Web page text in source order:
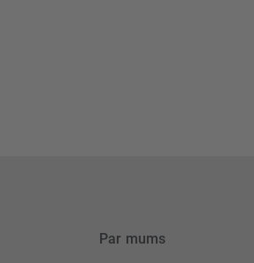
Par mums